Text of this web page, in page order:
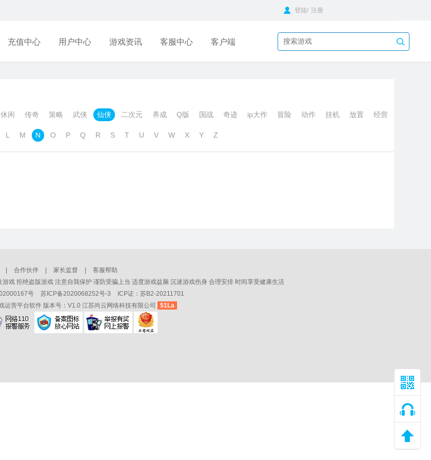
登陆/ 注册
充值中心 用户中心 游戏资讯 客服中心 客户端
休闲 传奇 策略 武侠 仙侠 二次元 养成 Q版 国战 奇迹 ip大作 冒险 动作 挂机 放置
经营
L M N O P Q R S T U V W X Y Z
合作伙伴 家长监督
客服帮助
戏 拒绝盗版游戏 注意自我保护 谨防受骗上当 适度游戏益脑 沉迷游戏伤身 合理安排 时间享受健康生活
号
苏ICP备2020068252号-3
ICP证：苏B2-20211701
运营平台软件 版本号：V1.0 江苏尚云网络科技有限公司
51La